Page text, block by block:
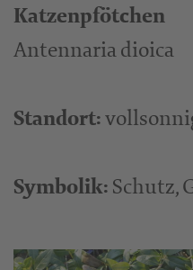
Katzenpfötchen
Antennaria dioica
Standort:
Symbolik:Schutz,